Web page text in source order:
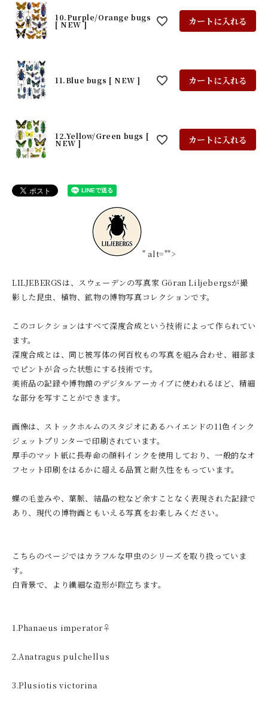
10.Purple/Orange bugs
[ NEW ] カートに入れる
11.Blue bugs [ NEW ] カートに入れる
12.Yellow/Green bugs [
NEW ] カートに入れる
" alt="">
LILJEBERGSは、スウェーデンの写真家 Göran Liljebergsが撮
影した昆虫、植物、鉱物の博物写真コレクションです。
このコレクションはすべて深度合成という技術によって作られてい
ます。
深度合成とは、同じ被写体の何百枚もの写真を組み合わせ、細部ま
でピントが合った状態にする技術です。
美術品の記録や博物館のデジタルアーカイブに使われるほど、精細
な部分を写すことができます。
画像は、ストックホルムのスタジオにあるハイエンドの11色インク
ジェットプリンターで印刷されています。
厚手のマット紙に長寿命の顔料インクを使用しており、一般的なオ
フセット印刷をはるかに超える品質と耐久性をもっています。
蝶の毛並みや、葉脈、結晶の粒など余すことなく表現された記録で
あり、現代の博物画ともいえる写真をお楽しみください。
こちらのページではカラフルな甲虫のシリーズを取り扱っていま
す。
白背景で、より繊細な造形が際立ちます。
1.Phanaeus imperator♀
2.Anatragus pulchellus
3.Plusiotis victorina